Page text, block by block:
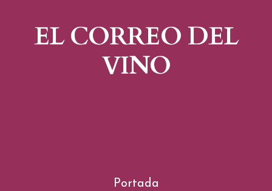
EL CORREO DEL
VINO
Portada